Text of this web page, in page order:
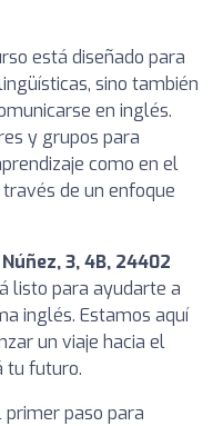
está diseñado para
sino también
en inglés.
y grupos para
como en el
de un enfoque
3, 4B, 24402
listo para ayudarte a
inglés. Estamos aquí
un viaje hacia el
tu futuro.
primer paso para